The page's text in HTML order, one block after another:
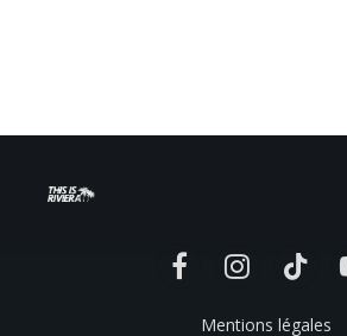
FacebookInstagramTikTok
Mentions légales